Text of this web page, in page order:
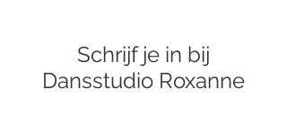
Schrijf je in bij
Dansstudio Roxanne